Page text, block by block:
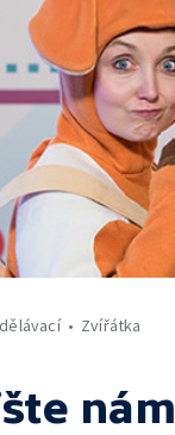
Zvířátka
nám